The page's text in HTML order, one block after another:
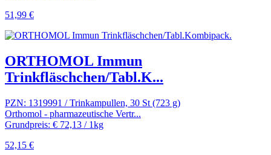
51,99 €
ORTHOMOL Immun
Trinkfläschchen/Tabl.K...
PZN: 1319991 / Trinkampullen, 30 St (723 g)
Orthomol - pharmazeutische Vertr...
Grundpreis: € 72,13 / 1kg
52,15 €